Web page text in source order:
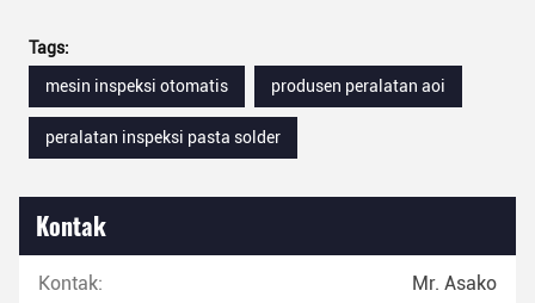
Tags:
mesin inspeksi otomatis
produsen peralatan aoi
peralatan inspeksi pasta solder
Kontak
Kontak: Mr. Asako